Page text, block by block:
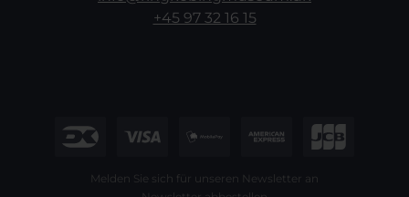
+45 97 32 16 15
Melden Sie sich für unseren Newsletter an